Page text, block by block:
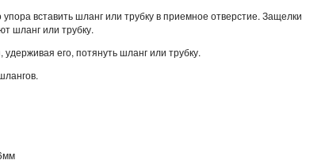
вставить шланг или трубку в приемное отверстие. Защелки
шланг или трубку.
его, потянуть шланг или трубку.